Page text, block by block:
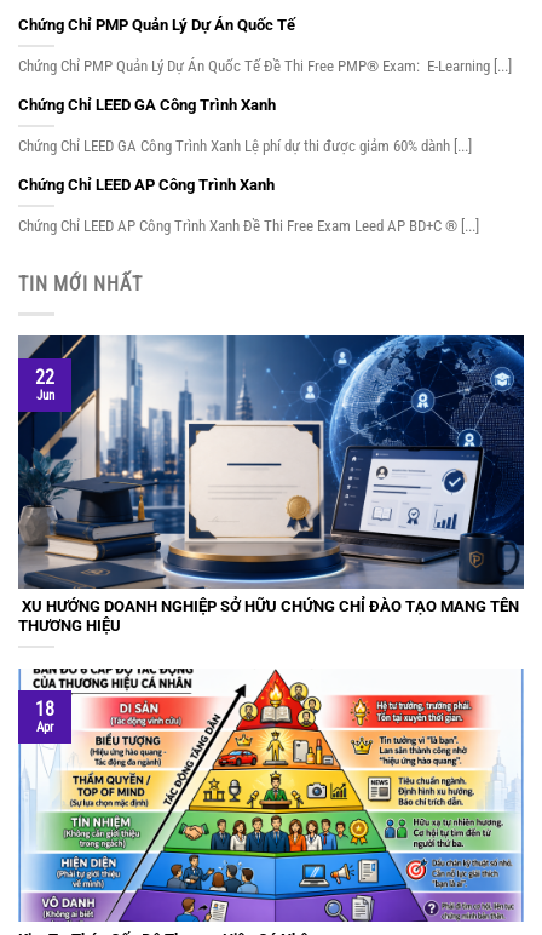
Chứng Chỉ PMP Quản Lý Dự Án Quốc Tế
Chứng Chỉ PMP Quản Lý Dự Án Quốc Tế Đề Thi Free PMP® Exam: E-Learning [...]
Chứng Chỉ LEED GA Công Trình Xanh
Chứng Chỉ LEED GA Công Trình Xanh Lệ phí dự thi được giảm 60% dành [...]
Chứng Chỉ LEED AP Công Trình Xanh
Chứng Chỉ LEED AP Công Trình Xanh Đề Thi Free Exam Leed AP BD+C ® [...]
TIN MỚI NHẤT
XU HƯỚNG DOANH NGHIỆP SỞ HỮU CHỨNG CHỈ ĐÀO TẠO MANG TÊN
THƯƠNG HIỆU
22
Jun
18
Apr